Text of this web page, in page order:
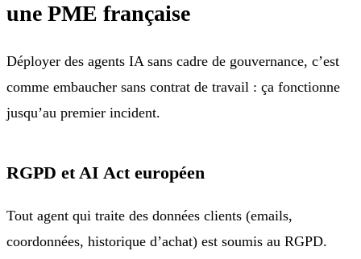
une PME française
Déployer des agents IA sans cadre de gouvernance, c’est
comme embaucher sans contrat de travail : ça fonctionne
jusqu’au premier incident.
RGPD et AI Act européen
Tout agent qui traite des données clients (emails,
coordonnées, historique d’achat) est soumis au RGPD.